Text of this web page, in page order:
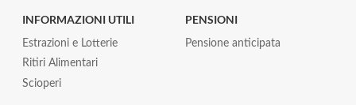
INFORMAZIONI UTILI
Estrazioni e Lotterie
Ritiri Alimentari
Scioperi
PENSIONI
Pensione anticipata